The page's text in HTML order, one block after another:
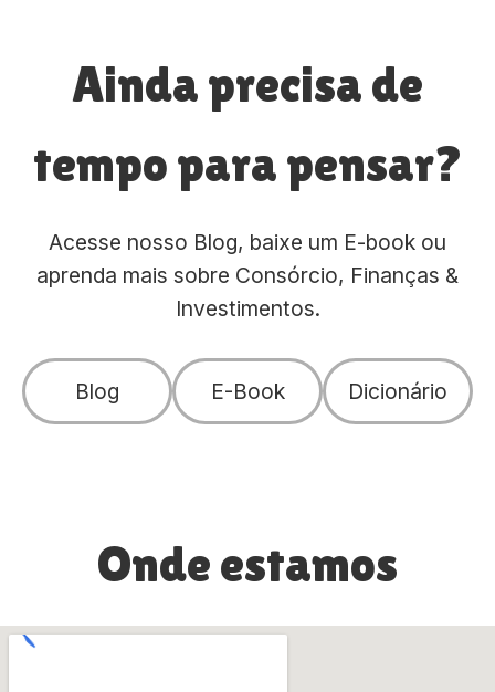
Ainda precisa de
tempo para pensar?
Acesse nosso Blog, baixe um E-book ou
aprenda mais sobre Consórcio, Finanças &
Investimentos.
Blog E-Book Dicionário
Onde estamos